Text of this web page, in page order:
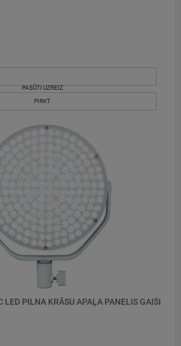
PASŪTI UZREIZ
PIRKT
LED PILNA KRĀSU APAĻA PANELIS GAIŠI